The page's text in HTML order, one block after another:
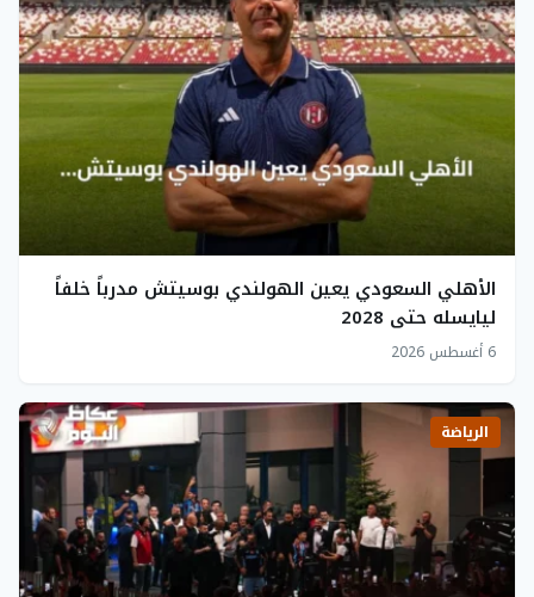
الأهلي السعودي يعين الهولندي بوسيتش مدرباً خلفاً
ليايسله حتى 2028
6 أغسطس 2026
الرياضة